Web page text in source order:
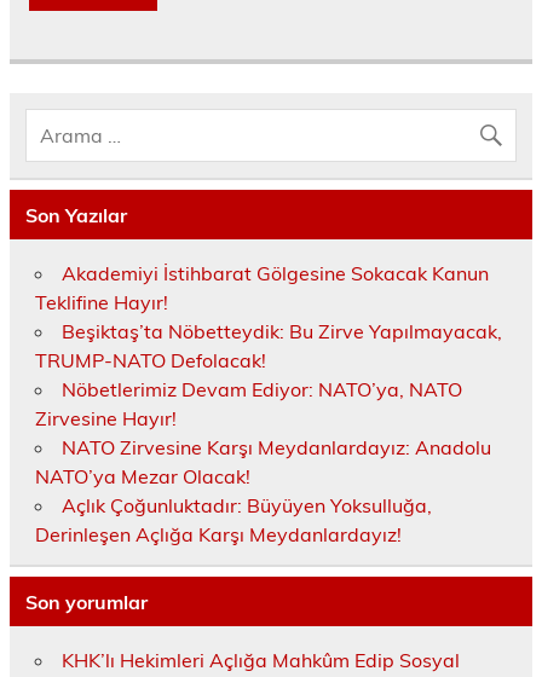
Son Yazılar
Akademiyi İstihbarat Gölgesine Sokacak Kanun
Teklifine Hayır!
Beşiktaş’ta Nöbetteydik: Bu Zirve Yapılmayacak,
TRUMP-NATO Defolacak!
Nöbetlerimiz Devam Ediyor: NATO’ya, NATO
Zirvesine Hayır!
NATO Zirvesine Karşı Meydanlardayız: Anadolu
NATO’ya Mezar Olacak!
Açlık Çoğunluktadır: Büyüyen Yoksulluğa,
Derinleşen Açlığa Karşı Meydanlardayız!
Son yorumlar
KHK’lı Hekimleri Açlığa Mahkûm Edip Sosyal